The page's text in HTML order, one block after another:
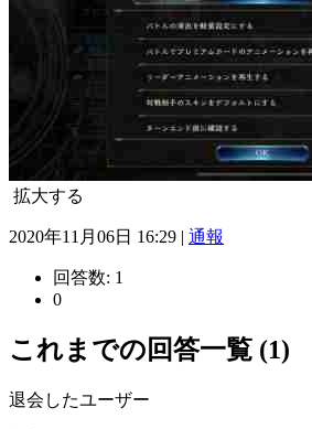
拡大する
2020年11月06日 16:29 | 通報
回答数: 1
0
これまでの回答一覧 (1)
退会したユーザー